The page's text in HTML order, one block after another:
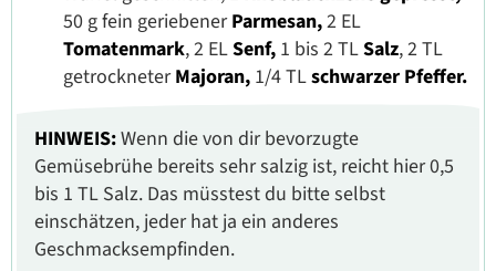
50 g fein geriebenerParmesan,2 EL
Tomatenmark, 2 ELSenf, 1 bis 2 TLSalz, 2 TL
getrockneterMajoran, 1/4 TLschwarzer Pfeffer.
HINWEIS:Wenn die von dir bevorzugte
Gemüsebrühe bereits sehr salzig ist, reicht hier 0,5
bis 1 TL Salz. Das müsstest du bitte selbst
einschätzen, jeder hat ja ein anderes
Geschmacksempfinden.